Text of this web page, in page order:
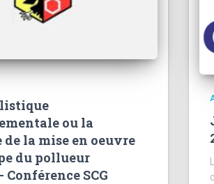
ou la
de la mise en oeuvre
du pollueur
Conférence SCG